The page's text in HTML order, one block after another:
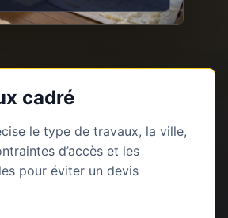
cadré
le type de travaux, la ville,
d’accès et les
pour éviter un devis